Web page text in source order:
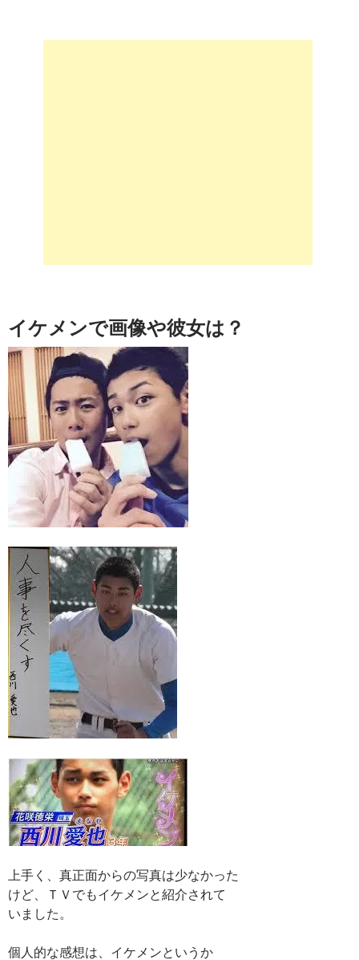
イケメンで画像や彼女は？
上手く、真正面からの写真は少なかった
けど、ＴＶでもイケメンと紹介されて
いました。
個人的な感想は、イケメンというか